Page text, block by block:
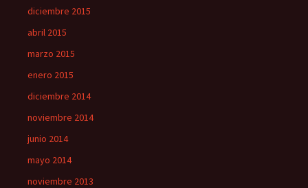
diciembre 2015
abril 2015
marzo 2015
enero 2015
diciembre 2014
noviembre 2014
junio 2014
mayo 2014
noviembre 2013